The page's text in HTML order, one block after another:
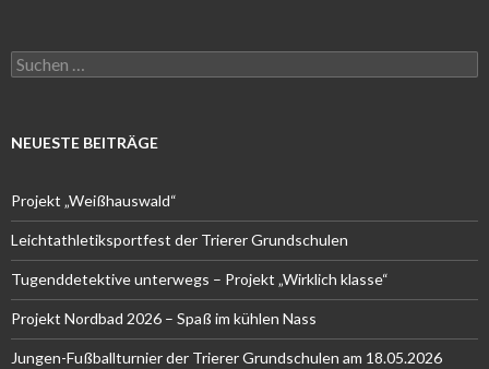
Suchen
nach:
NEUESTE BEITRÄGE
Projekt „Weißhauswald“
Leichtathletiksportfest der Trierer Grundschulen
Tugenddetektive unterwegs – Projekt „Wirklich klasse“
Projekt Nordbad 2026 – Spaß im kühlen Nass
Jungen-Fußballturnier der Trierer Grundschulen am 18.05.2026